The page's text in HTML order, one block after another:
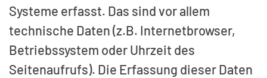
Systeme erfasst. Das sind vor allem
technische Daten (z.B. Internetbrowser,
Betriebssystem oder Uhrzeit des
Seitenaufrufs). Die Erfassung dieser Daten